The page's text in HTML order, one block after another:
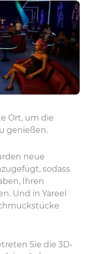
Ort, um die
genießen.
neue
sodass
Ihren
Und in Yareel
Sie die 3D-